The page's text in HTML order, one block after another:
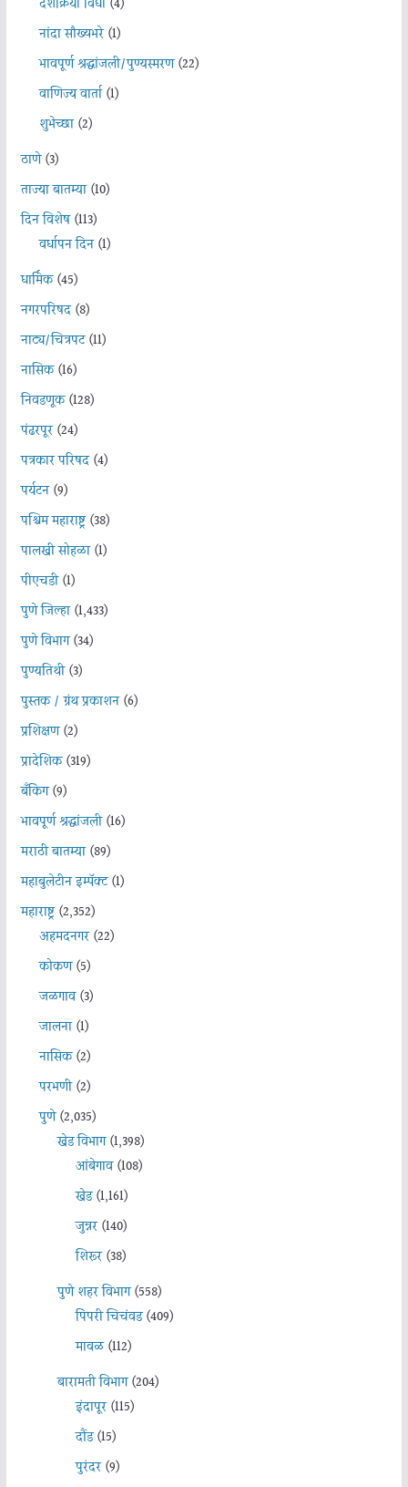
दशक्रिया विधी (4)
नांदा सौख्यभरे(1)
भावपूर्ण श्रद्धांजली/पुण्यस्मरण(22)
वाणिज्य वार्ता(1)
शुभेच्छा(2)
ठाणे(3)
ताज्या बातम्या(10)
दिन विशेष(113)
वर्धापन दिन(1)
धार्मिक(45)
नगरपरिषद(8)
नाट्य/चित्रपट(11)
नासिक(16)
निवडणूक(128)
पंढरपूर(24)
पत्रकार परिषद(4)
पर्यटन(9)
पश्चिम महाराष्ट्र(38)
पालखी सोहळा(1)
पीएचडी(1)
पुणे जिल्हा(1,433)
पुणे विभाग(34)
पुण्यतिथी(3)
पुस्तक / ग्रंथ प्रकाशन(6)
प्रशिक्षण(2)
प्रादेशिक(319)
बँकिंग(9)
भावपूर्ण श्रद्धांजली(16)
मराठी बातम्या(89)
महाबुलेटीन इम्पॅक्ट(1)
महाराष्ट्र(2,352)
अहमदनगर(22)
कोकण(5)
जळगाव(3)
जालना(1)
नासिक(2)
परभणी(2)
पुणे(2,035)
खेड विभाग(1,398)
आंबेगाव(108)
खेड(1,161)
जुन्नर(140)
शिरूर(38)
पुणे शहर विभाग(558)
पिंपरी चिचंवड(409)
मावळ(112)
बारामती विभाग(204)
इंदापूर(115)
दौंड(15)
पुरंदर(9)